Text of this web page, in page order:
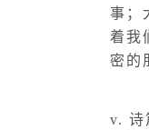
事；
着我
密的
v. 诗